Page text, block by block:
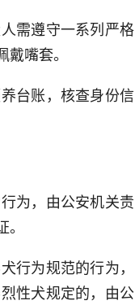
需遵守一系列严格
嘴套。
台账，核查身份信
为，由公安机关责
行为规范的行为，
性犬规定的，由公